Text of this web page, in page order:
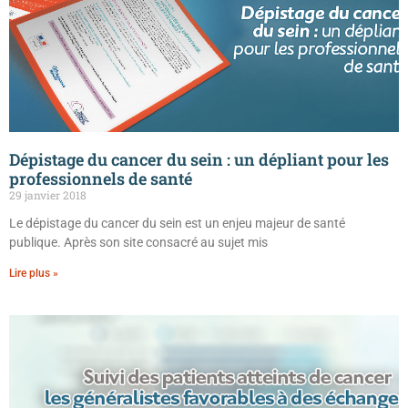
Dépistage du cancer du sein : un dépliant pour les
professionnels de santé
29 janvier 2018
Le dépistage du cancer du sein est un enjeu majeur de santé
publique. Après son site consacré au sujet mis
Lire plus »